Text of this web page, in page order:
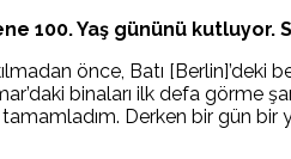
100. Yaş gününü kutluyor.
önce, Batı
binaları ilk defa görme
Derken bir gün bir